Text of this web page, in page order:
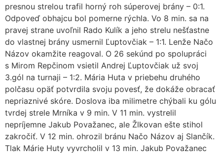
presnou strelou trafil horný roh súperovej brány – 0:1.
Odpoveď obhajcu bol pomerne rýchla. Vo 8 min. sa na
pravej strane uvoľnil Rado Kulík a jeho strelu nešťastne
do vlastnej brány usmernil Ľuptovčiak – 1:1. Lenže Načo
Názov okamžite reagoval. O 26 sekúnd po spolupráci
s Mirom Repčinom vsietil Andrej Ľuptovčiak už svoj
3.gól na turnaji – 1:2. Mária Huta v priebehu druhého
polčasu opäť potvrdila svoju povesť, že dokáže obracať
nepriaznivé skóre. Doslova iba milimetre chýbali ku gólu
tvrdej strele Mrníka v 9 min. V 11 min. vystrelil
nepríjemne Jakub Považanec, ale Žlkovan ešte stihol
zakročiť. V 12 min. ohrozil bránu Načo Názov aj Slančík.
Tlak Márie Huty vyvrcholil v 13 min. Jakub Považanec